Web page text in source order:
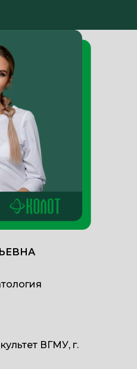
ВГМУ, г.